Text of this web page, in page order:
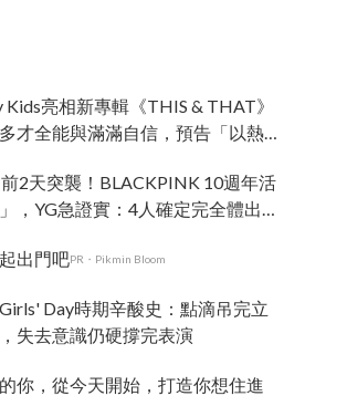
Kids亮相新專輯《THIS & THAT》
才全能與滿滿自信，預告「以熱
2天突襲！BLACKPINK 10週年活
，YG急證實：4人確定完全體出
出門吧PR・Pikmin Bloom
Day時期辛酸史：點滴吊完立
失去意識仍硬撐完表演
你，從今天開始，打造你想住進